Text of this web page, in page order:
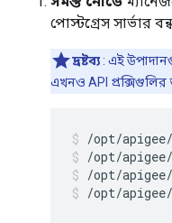
পোস্টগ্রেস সার্ভার
দ্রষ্টব্য : এই
এখনও API
/opt/
/opt/
/opt/